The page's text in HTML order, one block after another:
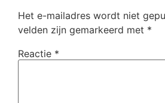
Het e-mailadres wordt niet
velden zijn gemarkeerd met *
Reactie *